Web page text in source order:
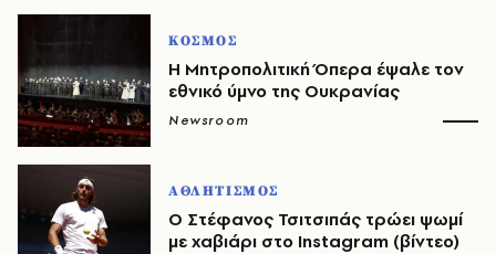
ΚΟΣΜΟΣ
Η Μητροπολιτική Όπερα έψαλε τον
εθνικό ύμνο της Ουκρανίας
Newsroom
ΑΘΛΗΤΙΣΜΟΣ
Ο Στέφανος Τσιτσιπάς τρώει ψωμί
με χαβιάρι στο Instagram (βίντεο)